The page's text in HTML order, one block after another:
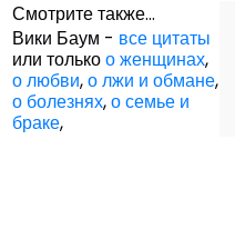
Смотрите также...
Вики Баум - все цитаты
или толькоо женщинах,
о любви,о лжи и обмане,
о болезнях,о семье и
браке,